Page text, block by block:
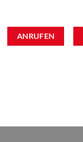
ANRUFEN